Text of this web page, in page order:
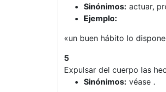
Sinónimos: actuar,
Ejemplo:
«un buen hábito lo
5
Expulsar del cuerpo las
Sinónimos: véase .